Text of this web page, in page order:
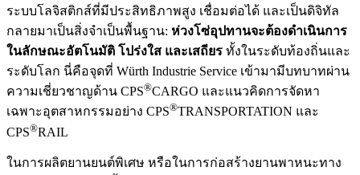
ระบบโลจิสติกส์ที่มีประสิทธิภาพสูง เชื่อมต่อได้ และเป็นดิจิทัล
กลายมาเป็นสิ่งจำเป็นพื้นฐาน: ห่วงโซ่อุปทานจะต้องดำเนินการ
ในลักษณะอัตโนมัติ โปร่งใส และเสถียร ทั้งในระดับท้องถิ่นและ
ระดับโลก นี่คือจุดที่ Würth Industrie Service เข้ามามีบทบาทผ่าน
ความเชี่ยวชาญด้าน CPS®CARGO และแนวคิดการจัดหา
เฉพาะอุตสาหกรรมอย่าง CPS®TRANSPORTATION และ
CPS®RAIL
ในการผลิตยานยนต์พิเศษ หรือในการก่อสร้างยานพาหนะทาง